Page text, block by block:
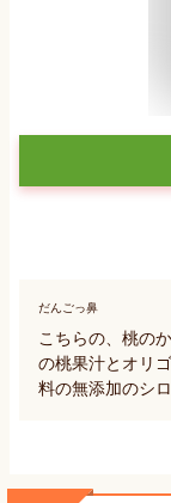
だんごっ鼻
こちらの、桃の
の桃果汁とオリ
料の無添加のシ